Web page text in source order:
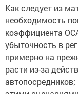
Как следует из
необходимость
коэффициента
убыточность в
примерно на
расти из-за